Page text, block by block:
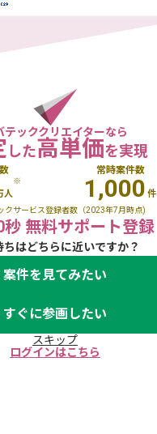
テッククリエイターなら
した高単価を実現
人
※
常時案件数
1,000 件
クサービス登録者数（2023年7月時点)
秒 無料サポート登録
ちはどちらに近いですか？
案件を見てみたい
すぐに参画したい
スキップ
ログインはこちら